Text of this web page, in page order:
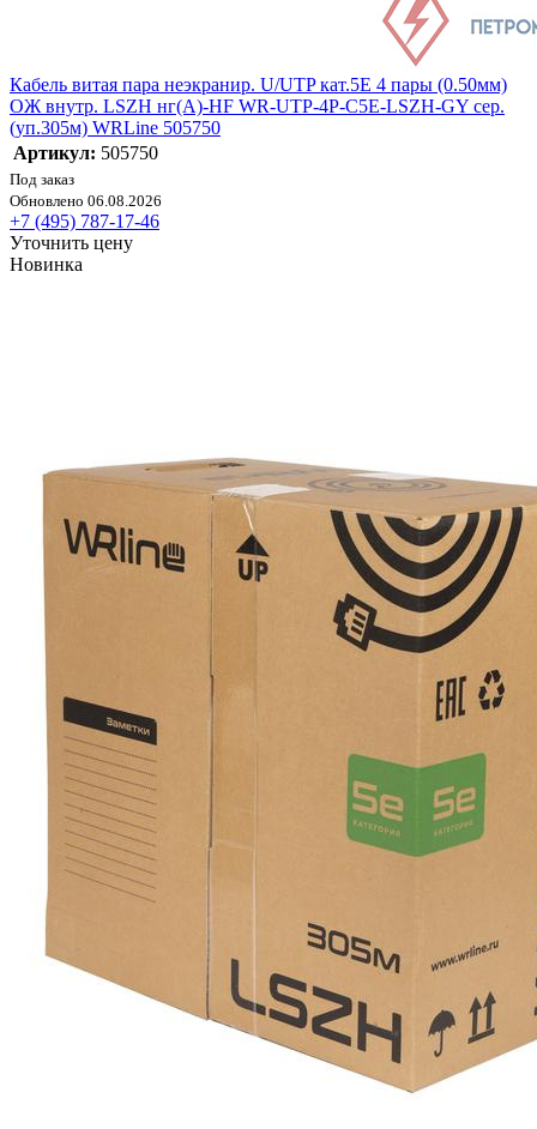
Кабель витая пара неэкранир. U/UTP кат.5E 4 пары (0.50мм)
ОЖ внутр. LSZH нг(А)-HF WR-UTP-4P-C5E-LSZH-GY сер.
(уп.305м) WRLine 505750
Артикул: 505750
Под заказ
Обновлено 06.08.2026
+7 (495) 787-17-46
Уточнить цену
Новинка